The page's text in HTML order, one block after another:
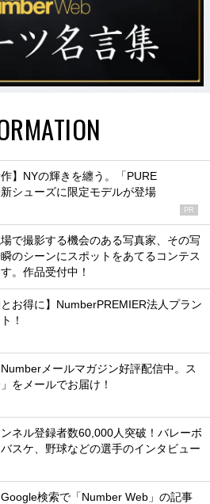
作】NYの輝きを纏う。「PURE
シューズに限定モデルが登場
PR
で撮影する機会のある写真家、その写
のシーンにスポットをあてるコンテス
。作品受付中！
とお得に】NumberPREMIER法人プラン
！
Numberメールマガジン好評配信中。ス
をメールでお届け！
ネル登録者数60,000人突破！バレーボ
スケ、野球などの選手のインタビュー
Google検索で「Number Web」の記事